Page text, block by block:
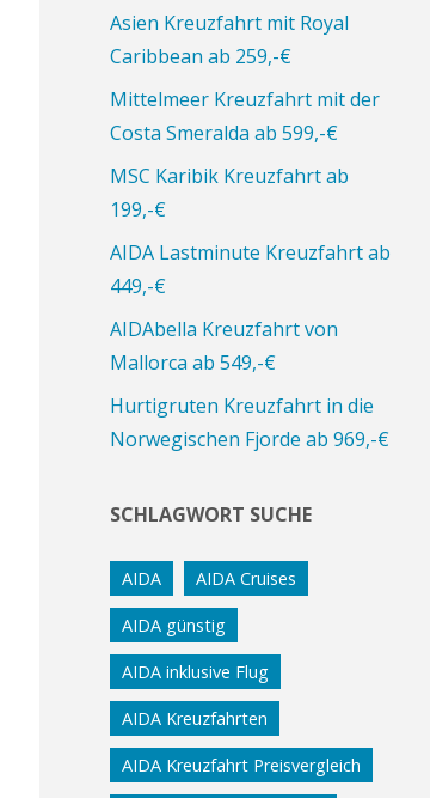
Asien Kreuzfahrt mit Royal
Caribbean ab 259,-€
Mittelmeer Kreuzfahrt mit der
Costa Smeralda ab 599,-€
MSC Karibik Kreuzfahrt ab
199,-€
AIDA Lastminute Kreuzfahrt ab
449,-€
AIDAbella Kreuzfahrt von
Mallorca ab 549,-€
Hurtigruten Kreuzfahrt in die
Norwegischen Fjorde ab 969,-€
SCHLAGWORT SUCHE
AIDA AIDA Cruises
AIDA günstig
AIDA inklusive Flug
AIDA Kreuzfahrten
AIDA Kreuzfahrt Preisvergleich